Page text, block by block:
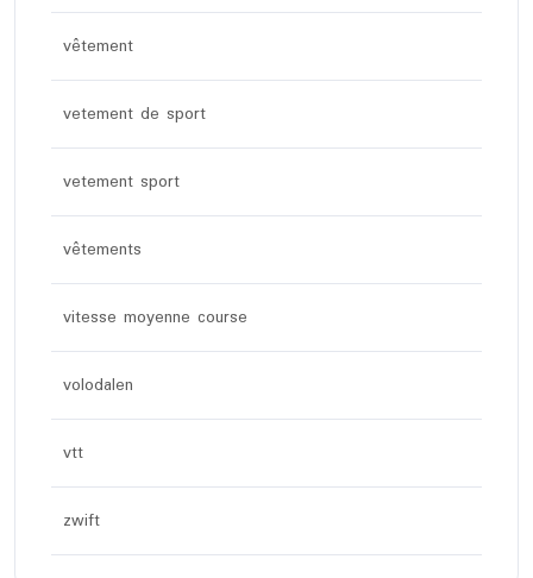
vêtement
vetement de sport
vetement sport
vêtements
vitesse moyenne course
volodalen
vtt
zwift